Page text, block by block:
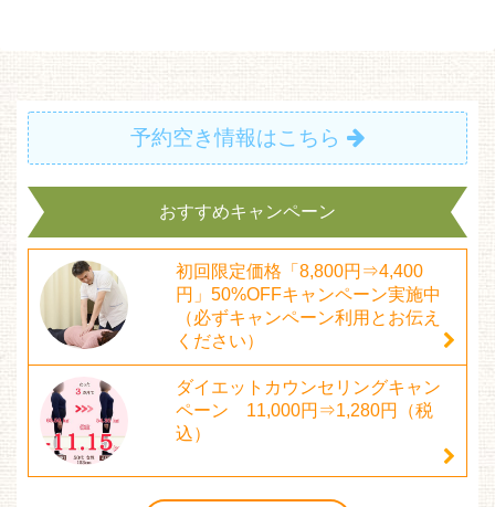
予約空き情報はこちら
おすすめキャンペーン
初回限定価格「8,800円⇒4,400
円」50%OFFキャンペーン実施中
（必ずキャンペーン利用とお伝え
ください）
ダイエットカウンセリングキャン
ペーン 11,000円⇒1,280円（税
込）